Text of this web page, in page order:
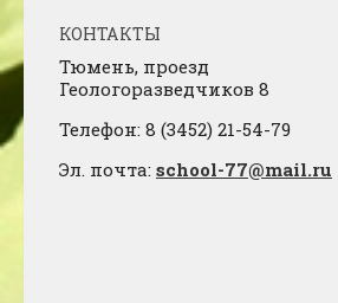
КОНТАКТЫ
Тюмень, проезд
Геологоразведчиков 8
Телефон: 8 (3452) 21-54-79
Эл. почта: school-77@mail.ru